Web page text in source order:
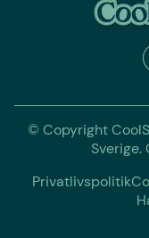
© Copyright
Privatlivspolitik